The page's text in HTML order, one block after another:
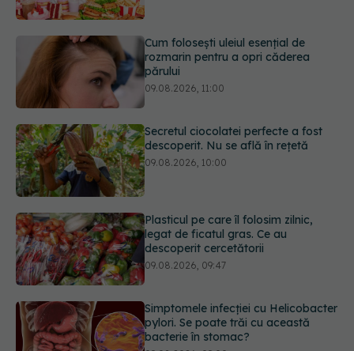
Secretul ciocolatei perfecte a fost
descoperit. Nu se află în rețetă
09.08.2026, 10:00
Plasticul pe care îl folosim zilnic,
legat de ficatul gras. Ce au
Simptomele infecției cu Helicobacter
pylori. Se poate trăi cu această
bacterie în stomac?
Dieta care îți distruge creierul,
potrivit cercetătorilor de la Harvard